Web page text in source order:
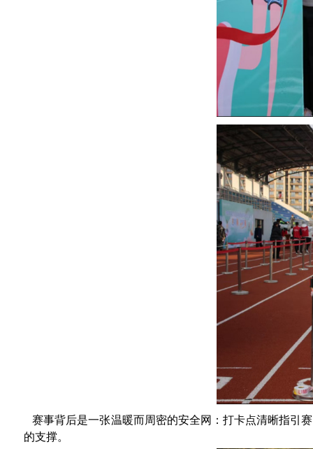
赛事背后是一张温暖而周密的安全网：打卡点清晰指引
的支撑。